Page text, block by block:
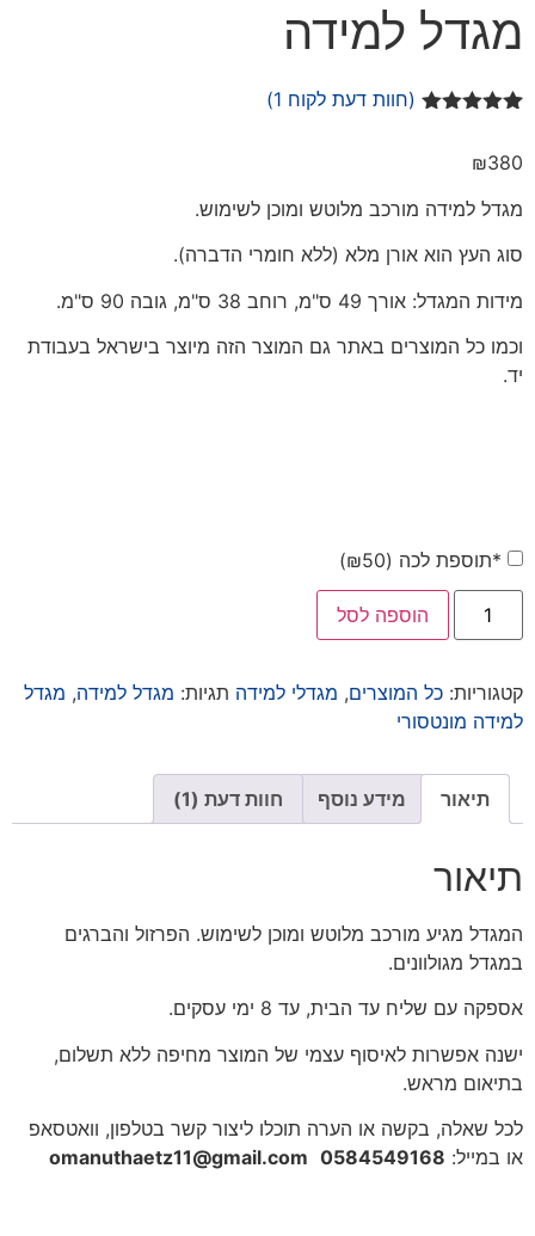
מגדל למידה
מבוסס על
לקוחות
(חוות דעת לקוח 1
)
₪380
מגדל למידה מורכב מלוטש ומוכן לשימוש.
סוג העץ הוא אורן מלא (ללא חומרי הדברה).
מידות המגדל: אורך 49 ס"מ, רוחב 38 ס"מ, גובה 90 ס"מ.
וכמו כל המוצרים באתר גם המוצר הזה מיוצר בישראל בעבודת
יד.
*תוספת לכה ( ₪50
)
הוספה לסל
קטגוריות: כל המוצרים, מגדלי למידה תגיות: מגדל למידה, מגדל
למידה מונטסורי
תיאור מידע נוסף חוות דעת (1)
תיאור
המגדל מגיע מורכב מלוטש ומוכן לשימוש. הפרזול והברגים
במגדל מגולוונים.
אספקה עם שליח עד הבית, עד 8 ימי עסקים.
ישנה אפשרות לאיסוף עצמי של המוצר מחיפה ללא תשלום,
בתיאום מראש.
לכל שאלה, בקשה או הערה תוכלו ליצור קשר בטלפון, וואטסאפ
או במייל: 0584549168
omanuthaetz11@gmail.com